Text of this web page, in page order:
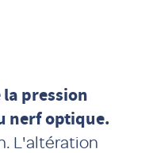
pression
nerf optique.
L'altération